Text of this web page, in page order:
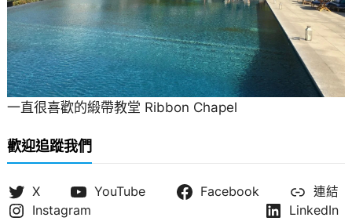
一直很喜歡的緞帶教堂 Ribbon Chapel
歡迎追蹤我們
X YouTube Facebook
連結
Instagram
LinkedIn